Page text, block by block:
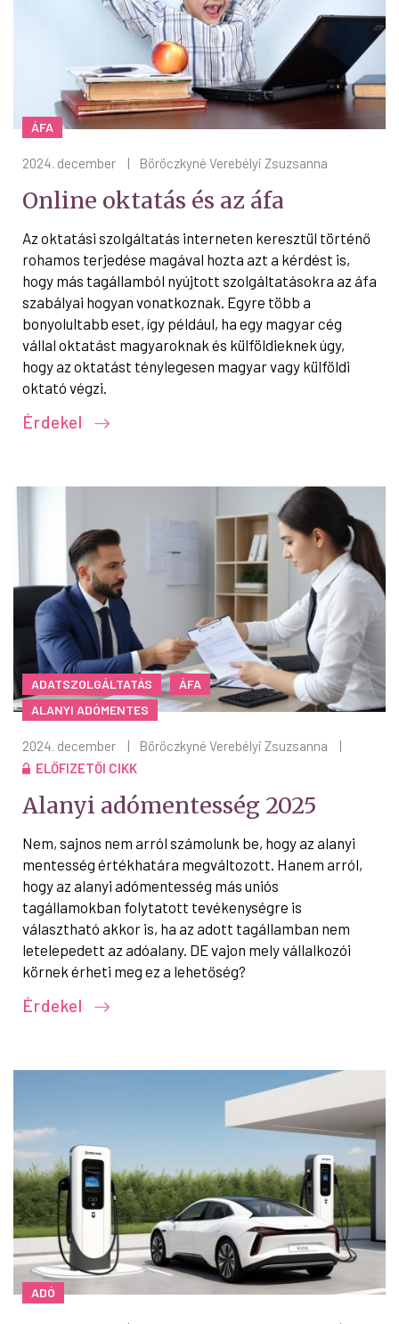
ÁFA
2024. december | Böröczkyné Verebélyi Zsuzsanna
Online oktatás és az áfa
Az oktatási szolgáltatás interneten keresztül történő
rohamos terjedése magával hozta azt a kérdést is,
hogy más tagállamból nyújtott szolgáltatásokra az áfa
szabályai hogyan vonatkoznak. Egyre több a
bonyolultabb eset, így például, ha egy magyar cég
vállal oktatást magyaroknak és külföldieknek úgy,
hogy az oktatást ténylegesen magyar vagy külföldi
oktató végzi.
Érdekel
ADATSZOLGÁLTATÁS
ÁFA
ALANYI ADÓMENTES
2024. december | Böröczkyné Verebélyi Zsuzsanna
|
ELŐFIZETŐI CIKK
Alanyi adómentesség 2025
Nem, sajnos nem arról számolunk be, hogy az alanyi
mentesség értékhatára megváltozott. Hanem arról,
hogy az alanyi adómentesség más uniós
tagállamokban folytatott tevékenységre is
választható akkor is, ha az adott tagállamban nem
letelepedett az adóalany. DE vajon mely vállalkozói
körnek érheti meg ez a lehetőség?
Érdekel
ADÓ